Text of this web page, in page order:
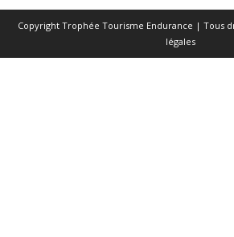
Copyright Trophée Tourisme Endurance | Tous
légales